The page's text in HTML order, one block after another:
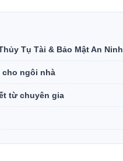
Tụ Tài & Bảo Mật An Ninh
ngôi nhà
từ chuyên gia